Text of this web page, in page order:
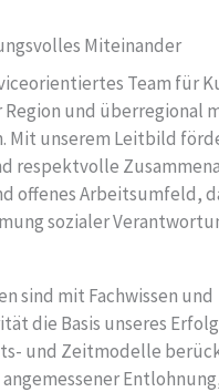
Miteinander
Team für
Region und überregional
Mit unserem Leitbild
respektvolle
offenes Arbeitsumfeld,
sozialer
sind mit Fachwissen und
die Basis unseres
und Zeitmodelle